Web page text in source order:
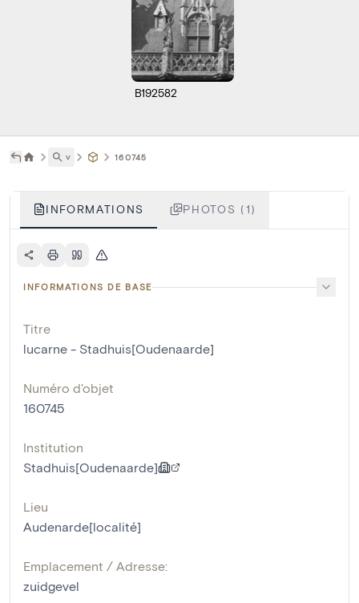
B192582
˅ 160745
INFORMATIONS PHOTOS (1)
INFORMATIONS DE BASE
Titre
lucarne - Stadhuis[Oudenaarde]
Numéro d'objet
160745
Institution
Stadhuis[Oudenaarde]
Lieu
Audenarde[localité]
Emplacement / Adresse:
zuidgevel